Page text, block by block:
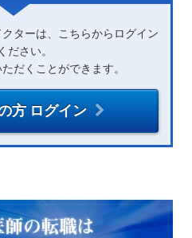
ターは、こちらからログイン
ださい。
だくことができます。
方 ログイン